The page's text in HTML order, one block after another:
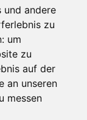
und andere
zu
um
zu
auf der
an unseren
messen
Android - Ein